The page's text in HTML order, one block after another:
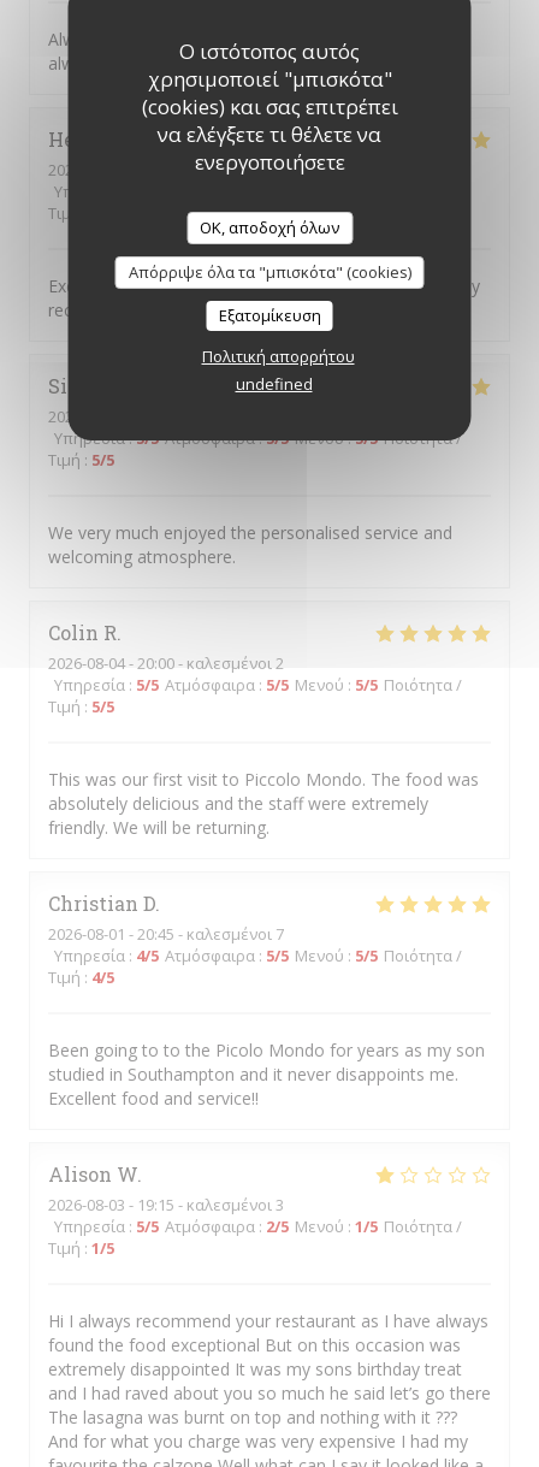
Ο ιστότοπος αυτός
χρησιμοποιεί "μπισκότα"
(cookies) και σας επιτρέπει
να ελέγξετε τι θέλετε να
ενεργοποιήσετε
OK, αποδοχή όλων
Απόρριψε όλα τα "μπισκότα" (cookies)
Εξατομίκευση
Πολιτική απορρήτου
undefined
Always great to return to Picolo Mondo, the food is
always excellent, and such great friendly staff.
Helen
2026-08-04
- 18:00 - καλεσμένοι 2
Υπηρεσία
Τιμή
Excellent food service and atmosphere Would definitely
recommend and will definitely return
Simon
2026-08-04
Υπηρεσία:5/5 Ατμόσφαιρα:5/5 Μενού:5/5 Ποιότητα /
Τιμή : 5/5
We very much enjoyed the personalised service and
welcoming atmosphere.
Colin R
2026-08-04- 20:00 - καλεσμένοι 2
Υπηρεσία : 5/5 Ατμόσφαιρα : 5/5 Μενού : 5/5 Ποιότητα /
Τιμή : 5/5
This was our first visit to Piccolo Mondo. The food was
absolutely delicious and the staff were extremely
friendly. We will be returning.
Christian D
2026-08-01 - 20:45 - καλεσμένοι 7
Υπηρεσία : 4/5 Ατμόσφαιρα : 5/5 Μενού : 5/5 Ποιότητα /
Τιμή : 4/5
Been going to to the Picolo Mondo for years as my son
studied in Southampton and it never disappoints me.
Excellent food and service!!
Alison W
2026-08-03 - 19:15 - καλεσμένοι 3
Υπηρεσία : 5/5 Ατμόσφαιρα : 2/5 Μενού : 1/5 Ποιότητα /
Τιμή : 1/5
Hi I always recommend your restaurant as I have always
found the food exceptional But on this occasion was
extremely disappointed It was my sons birthday treat
and I had raved about you so much he said let’s go there
The lasagna was burnt on top and nothing with it ???
And for what you charge was very expensive I had my